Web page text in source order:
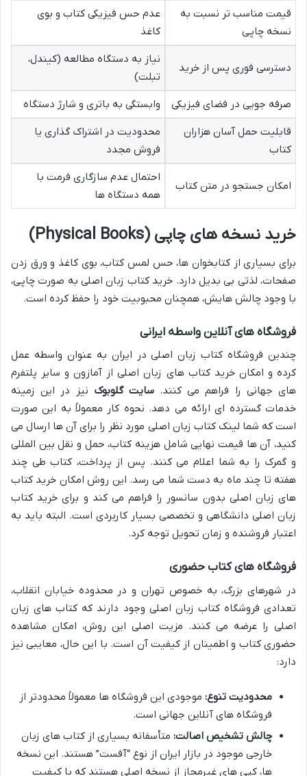
قیمت مناسب تر نسبت به
نسخه چاپی
عدم حس فیزیکی کتاب و بوی
کاغذ
دسترسی فوری پس از خرید
نیاز به دستگاه مطالعه (کیندل،
تبلت)
صرفه جویی در فضای فیزیکی
وابستگی به باتری و شارژ دستگاه
قابلیت حمل آسان هزاران
کتاب
محدودیت در اشتراک گذاری یا
فروش مجدد
امکان جستجو در متن کتاب
احتمال عدم سازگاری فرمت با
همه دستگاه ها
خرید نسخه های چاپی (Physical Books)
برای بسیاری از کتابخوان ها، حس لمس کتاب، بوی کاغذ و ورق زدن
صفحات، لذتی بی بدیل دارد. خرید کتاب زبان اصلی به صورت چاپی،
با وجود چالش هایش، همچنان محبوبیت خود را حفظ کرده است.
فروشگاه های آنلاین واسطه ایرانی
چندین فروشگاه کتاب زبان اصلی در ایران به عنوان واسطه عمل
کرده و امکان خرید کتاب های زبان اصلی از آمازون و سایر پلتفرم
های جهانی را فراهم می کنند.سایت گلوبوک نیز در این زمینه
خدمات گسترده ای ارائه می دهد. نحوه کار معمولاً به این صورت
است که شما لینک کتاب زبان اصلی مورد نظر را برای آن ها ارسال می
کنید، آن ها قیمت نهایی شامل هزینه کتاب، حمل و نقل بین المللی
و گمرک را به شما اعلام می کنند. پس از پرداخت، کتاب طی چند
هفته تا چند ماه به دست شما می رسد. این روش امکان خرید کتاب
های زبان اصلی بدون سانسور را فراهم می کند و برای خرید کتاب
زبان اصلی دانشگاهی و تخصصی بسیار کاربردی است. البته باید به
اعتبار فروشنده و زمان تحویل توجه کرد.
فروشگاه های کتاب حضوری
در شهرهای بزرگ، به خصوص تهران و در محدوده خیابان انقلاب،
تعدادی فروشگاه کتاب زبان اصلی وجود دارند که کتاب های زبان
اصلی را عرضه می کنند. مزیت اصلی این روش، امکان مشاهده
حضوری کتاب و اطمینان از کیفیت آن است. با این حال، معایبی نیز
دارد:
محدودیت تنوع: موجودی این فروشگاه ها معمولاً محدودتر از
فروشگاه های آنلاین جهانی است.
چالش تشخیص اصالت: متأسفانه بسیاری از کتاب های زبان
خارجی موجود در بازار ایران از نوع “آفست” هستند. این نسخه
ها، کپی های غیرمجاز از نسخه اصلی هستند که با کیفیت